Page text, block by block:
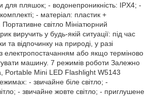
для пляшок; - водонепроникність: IPX4; -
- матеріал: пластик +
світло Мініатюрний
виручить у будь-якій ситуації: під час
та відпочинку на природі, у разі
електропостачанням або якщо терміново
машину. 7 режимів роботи Залежно
Portable Mini LED Flashlight W5143
- звичайне біле світло; -
- звичайне жовте світло; - приглушене